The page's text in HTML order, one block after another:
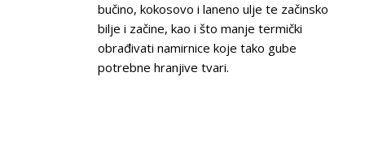
bučino, kokosovo i laneno ulje te začinsko
bilje i začine, kao i što manje termički
obrađivati namirnice koje tako gube
potrebne hranjive tvari.